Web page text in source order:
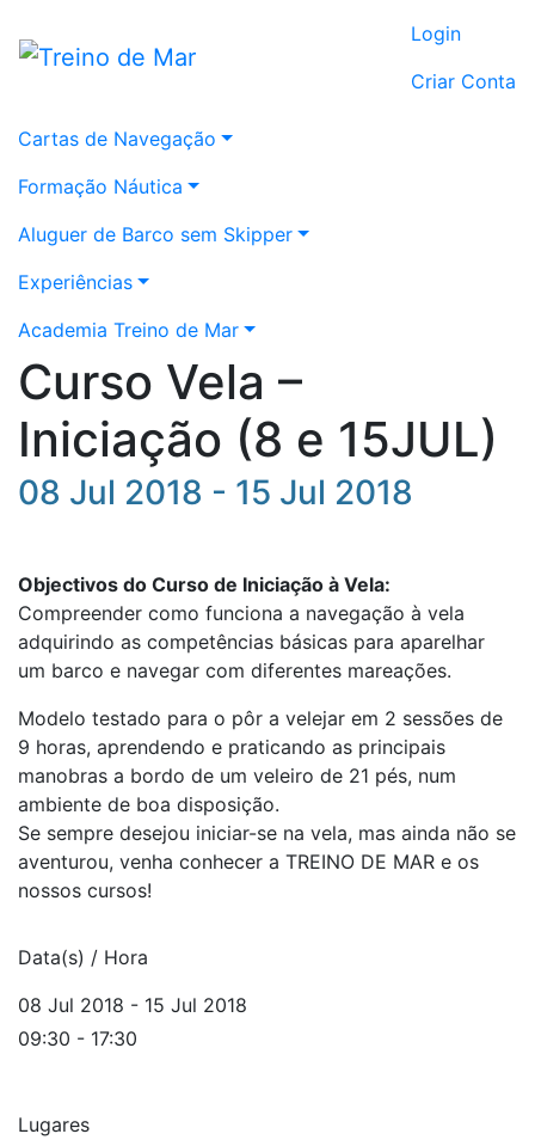
Login
Criar Conta
Cartas de Navegação
Formação Náutica
Aluguer de Barco sem Skipper
Experiências
Academia Treino de Mar
Curso Vela –
Iniciação (8 e 15JUL)
08 Jul 2018 - 15 Jul 2018
Objectivos do Curso de Iniciação à Vela:
Compreender como funciona a navegação à vela
adquirindo as competências básicas para aparelhar
um barco e navegar com diferentes mareações.
Modelo testado para o pôr a velejar em 2 sessões de
9 horas, aprendendo e praticando as principais
manobras a bordo de um veleiro de 21 pés, num
ambiente de boa disposição.
Se sempre desejou iniciar-se na vela, mas ainda não se
aventurou, venha conhecer a TREINO DE MAR e os
nossos cursos!
Data(s) / Hora
08 Jul 2018 - 15 Jul 2018
09:30 - 17:30
Lugares